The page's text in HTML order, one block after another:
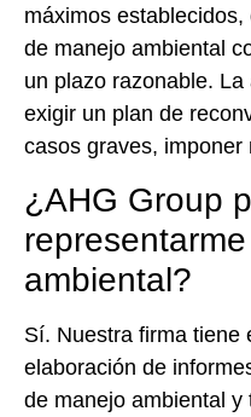
máximos
de manejo ambiental
un plazo razonable.
exigir un plan de
casos graves, imponer
¿AHG Group
ambiental?
Sí. Nuestra firma tiene
elaboración de
de manejo ambiental